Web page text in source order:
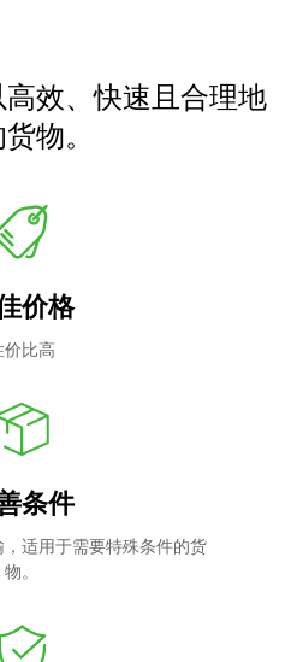
效、快速且合理地
物。
价格
价比高
条件
适用于需要特殊条件的货
物。